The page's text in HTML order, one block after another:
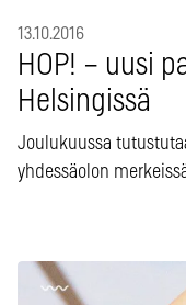
13.10.2016
HOP! – uusi
Helsingissä
Joulukuussa
yhdessäolon